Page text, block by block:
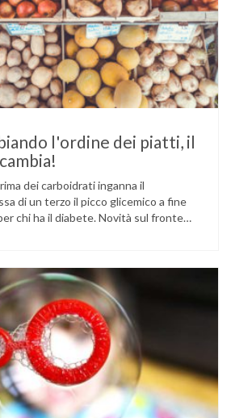
l'ordine dei piatti, il
dei carboidrati inganna il
di un terzo il picco glicemico a fine
chi ha il diabete. Novità sul fronte
ed evitare che gli zuccheri …